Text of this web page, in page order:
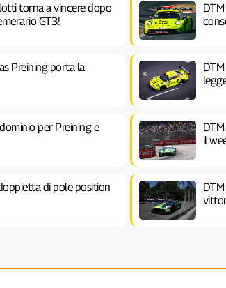
torna a vincere dopo
GT3!
Preining porta la
per Preining e
il
di pole position